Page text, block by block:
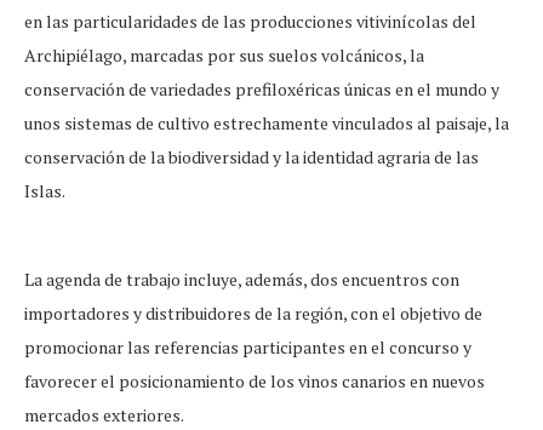
en las particularidades de las producciones vitivinícolas del
Archipiélago, marcadas por sus suelos volcánicos, la
conservación de variedades prefiloxéricas únicas en el mundo y
unos sistemas de cultivo estrechamente vinculados al paisaje, la
conservación de la biodiversidad y la identidad agraria de las
Islas.
La agenda de trabajo incluye, además, dos encuentros con
importadores y distribuidores de la región, con el objetivo de
promocionar las referencias participantes en el concurso y
favorecer el posicionamiento de los vinos canarios en nuevos
mercados exteriores.